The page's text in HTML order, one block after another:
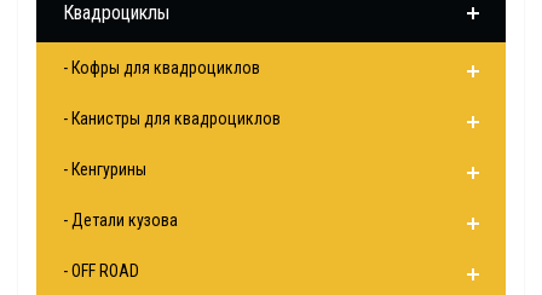
Квадроциклы
- Кофры для квадроциклов
- Канистры для квадроциклов
- Кенгурины
- Детали кузова
- OFF ROAD